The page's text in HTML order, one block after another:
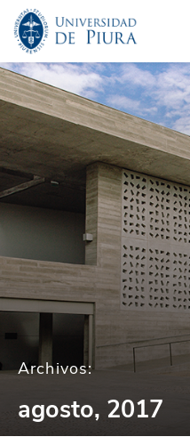
Archivos:
agosto, 2017